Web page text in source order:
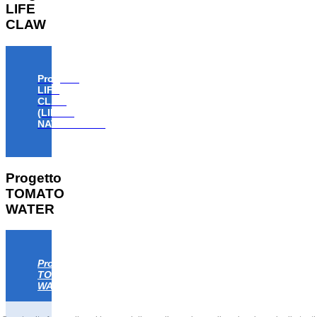
LIFE
CLAW
Progetto
LIFE
CLAW
(LIFE18
NAT/IT/000806)
Progetto
TOMATO
WATER
Progetto
TOMATO
WATER